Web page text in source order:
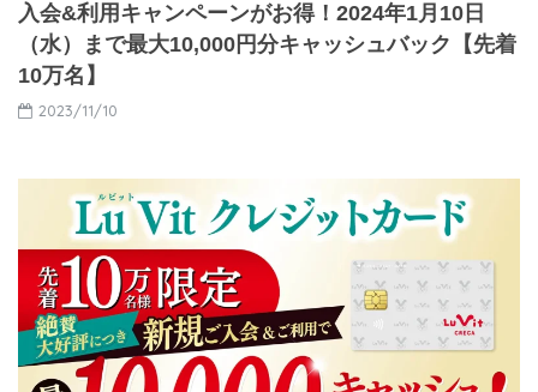
入会&利用キャンペーンがお得！2024年1月10日
（水）まで最大10,000円分キャッシュバック【先着
10万名】
2023/11/10